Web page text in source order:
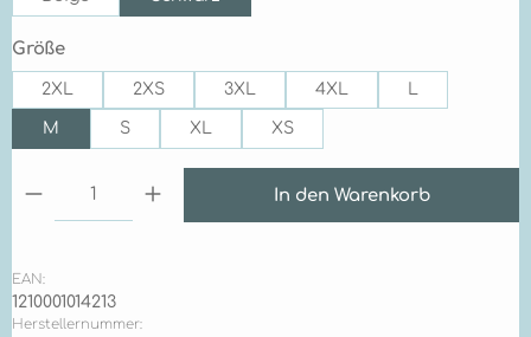
Größeauswählen
2XL 2XS 3XL 4XL L
M S XL XS
Produkt Anzahl: Gib den gewünschten Wert
In den Warenkorb
EAN:
1210001014213
Herstellernummer: